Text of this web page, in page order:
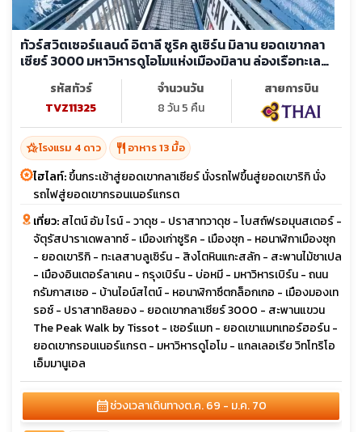
ทัวร์สวิตเซอร์แลนด์ อิตาลี ซูริค ลูเซิร์น มิลาน ยอดเขากลา
เซียร์ 3000 มหาวิหารดูโอโมแห่งเมืองมิลาน ล่องเรือทะเล
รหัสทัวร์
TVZ11325
จำนวนวัน
8 วัน 5 คืน
สายการบิน
hotel_classโรงแรม 4 ดาว restaurant อาหาร 13 มื้อ
ไฮไลท์:ขึ้นกระเช้าสู่ยอดเขากลาเซียร์ นั่งรถไฟขึ้นสู่ยอดเขาริกิ นั่ง
รถไฟสู่ยอดเขากรอนเนอร์แกรต
เที่ยว:สไตน์ อัม ไรน์ - วาดุซ - ปราสาทวาดุซ - โบสถ์ฟรอมุนสเตอร์ -
จัตุรัสปาราเดพลาทซ์ - เมืองเก่าซูริค - เมืองซุก - หอนาฬิกาเมืองซุก
- ยอดเขาริกิ - ทะเลสาบลูเซิร์น - สิงโตหินแกะสลัก - สะพานไม้ชาเปล
- เมืองอินเตอร์ลาเคน - กรุงเบิร์น - บ่อหมี - มหาวิหารเบิร์น - ถนน
กรัมกาสเซอ - บ้านไอน์สไตน์ - หอนาฬิกาซึตกล็อกเกอ - เมืองมองเท
รอซ์ - ปราสาทชิลยอง - ยอดเขากลาเซียร์ 3000 - สะพานแขวน
The Peak Walk by Tissot - เซอร์แมท - ยอดเขาแมทเทอร์ฮอร์น -
ยอดเขากรอนเนอร์แกรต - มหาวิหารดูโอโม - แกลเลอเรีย วิทโทริโอ
เอ็มมานูเอล
calendar_monthช่วงเวลาเดินทางต.ค. 69 - ม.ค. 70